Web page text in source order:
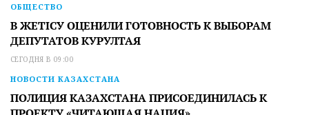
ОБЩЕСТВО
В ЖЕТІСУ ОЦЕНИЛИ ГОТОВНОСТЬ К ВЫБОРАМ
ДЕПУТАТОВ КУРУЛТАЯ
СЕГОДНЯ В 09:00
НОВОСТИ КАЗАХСТАНА
ПОЛИЦИЯ КАЗАХСТАНА ПРИСОЕДИНИЛАСЬ К